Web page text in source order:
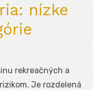
nízke
rekreačných a
Je rozdelená